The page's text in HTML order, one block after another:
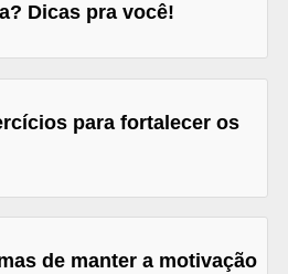
Dicas pra você!
para fortalecer os
de manter a motivação